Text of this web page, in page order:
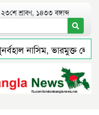
শ্রাবণ, ১৪৩৩ বঙ্গাব্দ
নাসিম, ভারমুক্ত লোদী
প্রতারক ড্রাইভার বিল্লাল